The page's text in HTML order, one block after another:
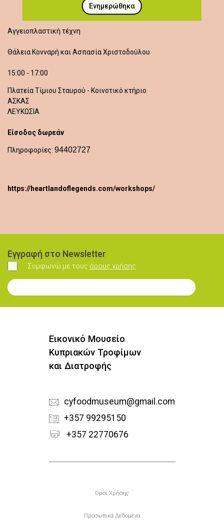
Αγγειοπλαστική τέχνη
Θάλεια Κονναρή και Ασπασία Χριστοδούλου
15:00 - 17:00
Πλατεία Τίμιου Σταυρού - Κοινοτικό κτήριο
ΑΣΚΑΣ
ΛΕΥΚΩΣΙΑ
Είσοδος δωρεάν
Πληροφορίες: 94402727
https://heartlandoflegends.com/workshops/
Εγγραφή στο Newsletter
Συμφωνώ
Συμφωνώ με τους όρους χρήσης
Εγγραφή στο Newsletter
Εικονικό Μουσείο
Κυπριακών Τροφίμων
και Διατροφής
cyfoodmuseum@gmail.com
+357 99295150
+357 22770676
Υποσέλιδο
Όροι Χρήσης
Προσωπικά Δεδομένα
Ενημερώθηκα